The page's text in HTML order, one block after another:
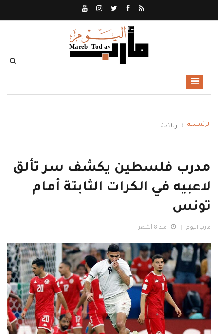
الرئيسية رياضة
مدرب فلسطين يكشف سر تألق
لاعبيه في الكرات الثابتة أمام
تونس
مارب اليوم منذ 8 أشهر